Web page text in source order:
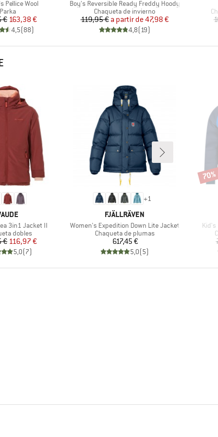
Pellice Wool
Product group
Parka
Precio
€Precio reducido
163,38 €
4,5(88)
Artículo
Boy's Reversible Ready Freddy Hoody
Product group
Chaqueta de invierno
Precio
119,95 € Precio reducido
a partir de47,98 €
4,8(19)
3in1 Jacket II
group
dobles
Precio
€Precio reducido
116,97 €
5,0(7)
+1
MARCA
FJÄLLRÄVEN
Artículo
Women's Expedition Down Lite Jacket
Product group
Chaqueta de plumas
Precio
617,45 €
5,0(5)
Kid's
70%